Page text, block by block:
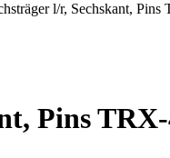
l/r, Sechskant,
Pins